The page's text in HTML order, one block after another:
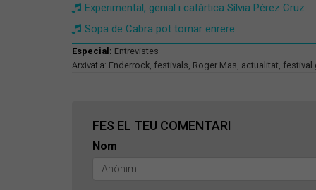
Experimental, genial i catàrtica Sílvia Pérez Cruz
Sopa de Cabra pot tornar enrere
Especial: Entrevistes
Arxivat a: Enderrock festivals Roger Mas actualitat festival
FES EL TEU COMENTARI
Nom